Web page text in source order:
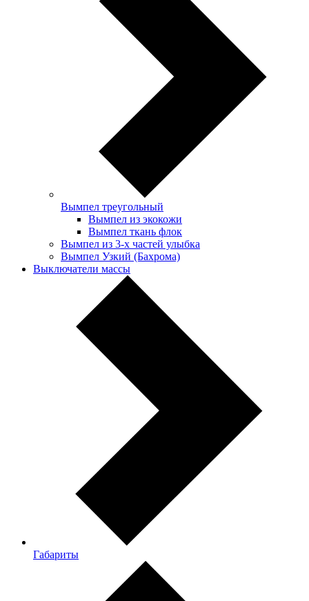
Вымпел треугольный
Вымпел из экокожи
Вымпел ткань флок
Вымпел из 3-х частей улыбка
Вымпел Узкий (Бахрома)
Выключатели массы
Габариты